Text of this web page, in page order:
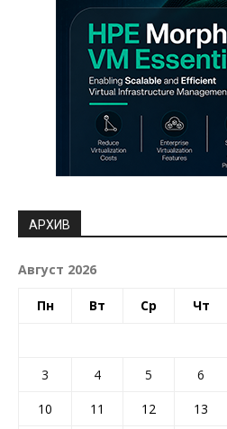
АРХИВ
Август 2026
Пн Вт Ср Чт
3
4 5 6
10
11 12 13